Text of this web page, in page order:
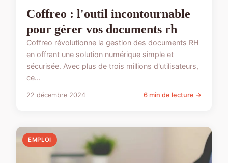
Coffreo : l'outil incontournable
pour gérer vos documents rh
Coffreo révolutionne la gestion des documents RH
en offrant une solution numérique simple et
sécurisée. Avec plus de trois millions d'utilisateurs,
ce...
22 décembre 2024 6 min de lecture →
EMPLOI